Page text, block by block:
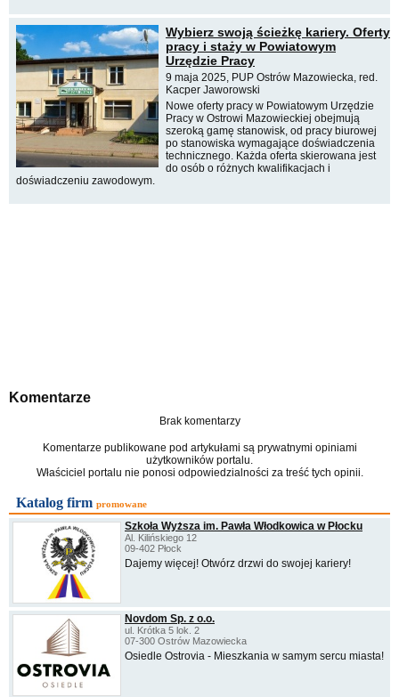
Wybierz swoją ścieżkę kariery. Oferty
pracy i staży w Powiatowym
Urzędzie Pracy
9 maja 2025, PUP Ostrów Mazowiecka, red.
Kacper Jaworowski
Nowe oferty pracy w Powiatowym Urzędzie
Pracy w Ostrowi Mazowieckiej obejmują
szeroką gamę stanowisk, od pracy biurowej
po stanowiska wymagające doświadczenia
technicznego. Każda oferta skierowana jest
do osób o różnych kwalifikacjach i
doświadczeniu zawodowym.
Komentarze
Brak komentarzy
Komentarze publikowane pod artykułami są prywatnymi opiniami
użytkowników portalu.
Właściciel portalu nie ponosi odpowiedzialności za treść tych opinii.
Katalog firm promowane
Szkoła Wyższa im. Pawła Włodkowica w Płocku
Al. Kilińskiego 12
09-402 Płock
Dajemy więcej! Otwórz drzwi do swojej kariery!
Novdom Sp. z o.o.
ul. Krótka 5 lok. 2
07-300 Ostrów Mazowiecka
Osiedle Ostrovia - Mieszkania w samym sercu miasta!